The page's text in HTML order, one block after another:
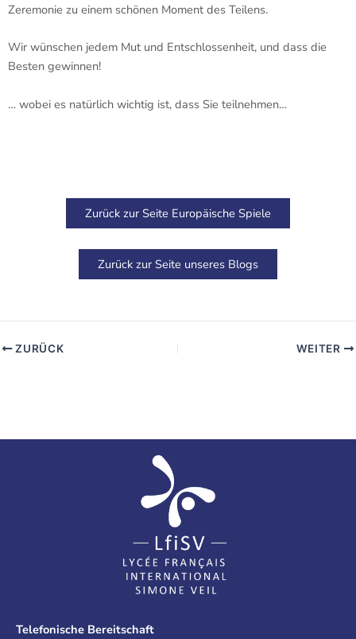
Zeremonie zu einem schönen Moment des Teilens.
Wir wünschen jedem Mut und Entschlossenheit, und dass die
Besten gewinnen!
… wobei es natürlich wichtig ist, dass Sie teilnehmen…
Zurück zur Seite Europäische Spiele
Zurück zur Seite unseres Blogs
ZURÜCK WEITER
Telefonische Bereitschaft